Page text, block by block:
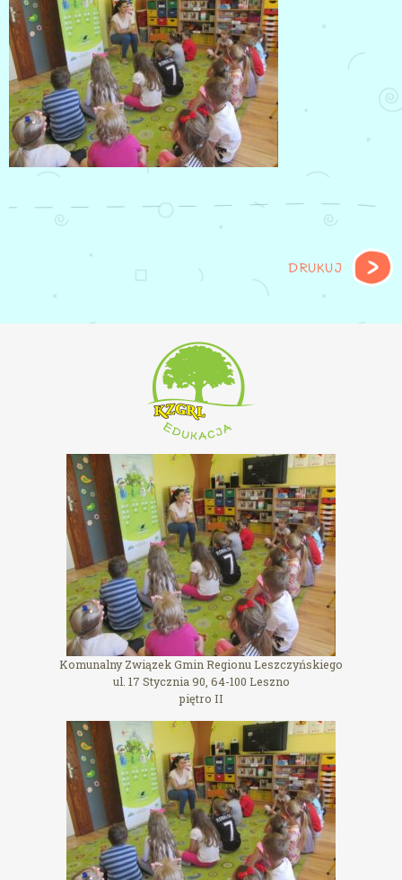
DRUKUJ
Komunalny Związek Gmin Regionu Leszczyńskiego
ul. 17 Stycznia 90, 64-100 Leszno
piętro II